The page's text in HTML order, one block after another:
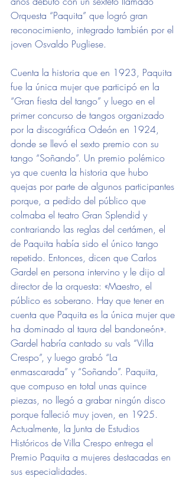
Orquesta “Paquita” que logró gran
reconocimiento, integrado también por el
joven Osvaldo Pugliese.
Cuenta la historia que en 1923, Paquita
fue la única mujer que participó en la
“Gran fiesta del tango” y luego en el
primer concurso de tangos organizado
por la discográfica Odeón en 1924,
donde se llevó el sexto premio con su
tango “Soñando”. Un premio polémico
ya que cuenta la historia que hubo
quejas por parte de algunos participantes
porque, a pedido del público que
colmaba el teatro Gran Splendid y
contrariando las reglas del certámen, el
de Paquita había sido el único tango
repetido. Entonces, dicen que Carlos
Gardel en persona intervino y le dijo al
director de la orquesta: «Maestro, el
público es soberano. Hay que tener en
cuenta que Paquita es la única mujer que
ha dominado al taura del bandoneón».
Gardel habría cantado su vals “Villa
Crespo”, y luego grabó “La
enmascarada” y “Soñando”. Paquita,
que compuso en total unas quince
piezas, no llegó a grabar ningún disco
porque falleció muy joven, en 1925.
Actualmente, la Junta de Estudios
Históricos de Villa Crespo entrega el
Premio Paquita a mujeres destacadas en
sus especialidades.